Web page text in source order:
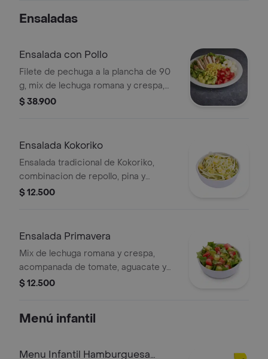
Ensaladas
Ensalada con Pollo
Filete de pechuga a la plancha de 90
g, mix de lechuga romana y crespa,
tomate, queso mozzarella, maiz dulce,
$ 38.900
Ensalada Kokoriko
Ensalada tradicional de Kokoriko,
combinacion de repollo, pina y
mayonesa de la casa.
$ 12.500
Ensalada Primavera
Mix de lechuga romana y crespa,
acompanada de tomate, aguacate y
cilantro.
$ 12.500
Menú infantil
Menu Infantil Hamburguesa